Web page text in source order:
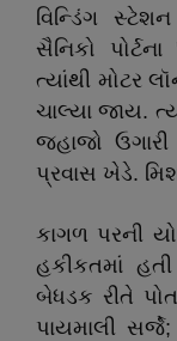
વિન્ડિંગ
સૈનિકો
ત્યાંથી મોટર
ચાલ્યા જાય.
જહાજો
પ્રવાસ ખેડે.
કાગળ પરની
હકીકતમાં
બેધડક રીતે
પાયમાલી